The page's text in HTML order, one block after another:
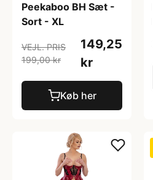
Peekaboo BH Sæt -
Sort - XL
VEJL. PRIS
199,00 kr
149,25
kr
Køb her